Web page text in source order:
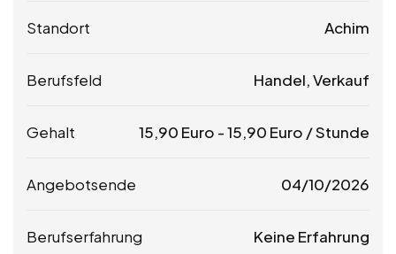
Standort Achim
Berufsfeld Handel, Verkauf
Gehalt 15,90 Euro -15,90 Euro / Stunde
Angebotsende 04/10/2026
Berufserfahrung Keine Erfahrung